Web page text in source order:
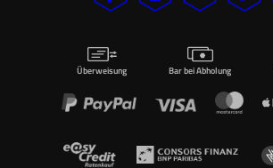
Überweisung Bar bei Abholung